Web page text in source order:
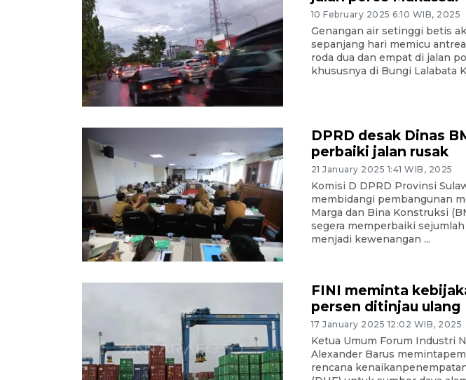
10 February 2025 6:10 WIB, 2025
Genangan air setinggi betis
sepanjang hari memicu
roda dua dan empat di jalan
khususnya di Bungi Lalabata
DPRD desak Dinas
perbaiki jalan rusak
21 January 2025 1:41 WIB, 2025
Komisi D DPRD Provinsi
membidangi pembangunan
Marga dan Bina Konstruksi
segera memperbaiki
menjadi kewenangan ...
FINI meminta
persen ditinjau ulang
17 January 2025 12:02 WIB, 2025
Ketua Umum Forum Industri
Alexander Barus
rencana
FOTO -
HUT ke-80
Yogyakarta
02 April 2026